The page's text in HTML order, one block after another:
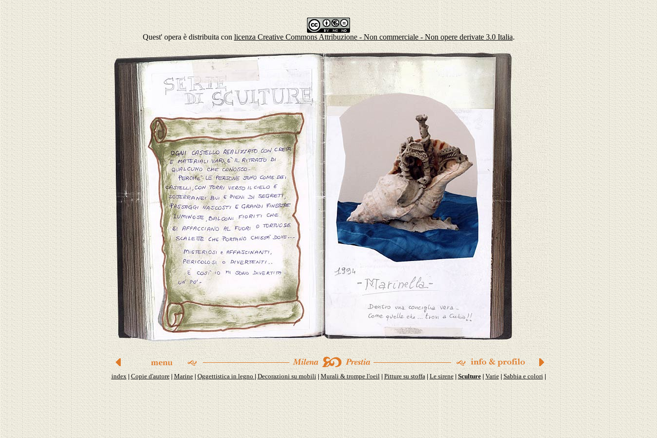
Quest' opera è distribuita conlicenza Creative Commons Attribuzione - Non commerciale - Non opere derivate 3.0 Italia.
index |Copie d'autore | Marine |Oggettistica in legno |Decorazioni su mobili |Murali & trompe l'oeil |Pitture su stoffa |Le sirene Sculture |Varie |Sabbia e colori |